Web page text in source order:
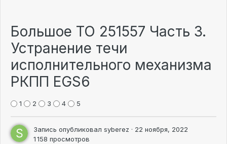
Большое ТО 251557 Часть 3.
Устранение течи
исполнительного механизма
РКПП EGS6
1 2 3 4 5
Запись опубликовал syberez · 22 ноября, 2022
1 158 просмотров